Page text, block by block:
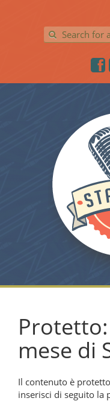
Search for:
mese di
Il contenuto è
inserisci di seguito la